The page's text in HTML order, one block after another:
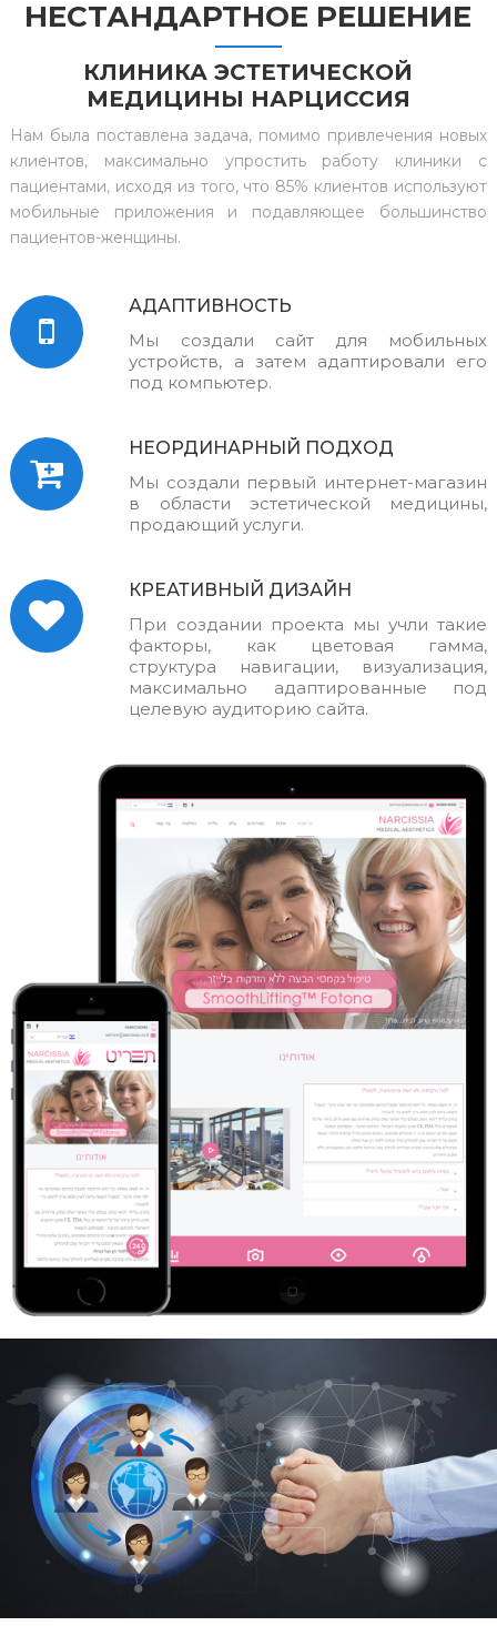
НЕСТАНДАРТНОЕ РЕШЕНИЕ
КЛИНИКА ЭСТЕТИЧЕСКОЙ
МЕДИЦИНЫ НАРЦИССИЯ
Нам была поставлена задача, помимо привлечения новых
клиентов, максимально упростить работу клиники с
пациентами, исходя из того, что 85% клиентов используют
мобильные приложения и подавляющее большинство
пациентов-женщины.
АДАПТИВНОСТЬ
Мы создали сайт для мобильных
устройств, а затем адаптировали его
под компьютер.
НЕОРДИНАРНЫЙ ПОДХОД
Мы создали первый интернет-магазин
в области эстетической медицины,
продающий услуги.
КРЕАТИВНЫЙ ДИЗАЙН
При создании проекта мы учли такие
факторы, как цветовая гамма,
структура навигации, визуализация,
максимально адаптированные под
целевую аудиторию сайта.